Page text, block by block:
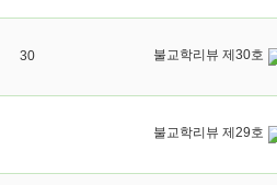
30 불교학리뷰 제30호
불교학리뷰 제29호